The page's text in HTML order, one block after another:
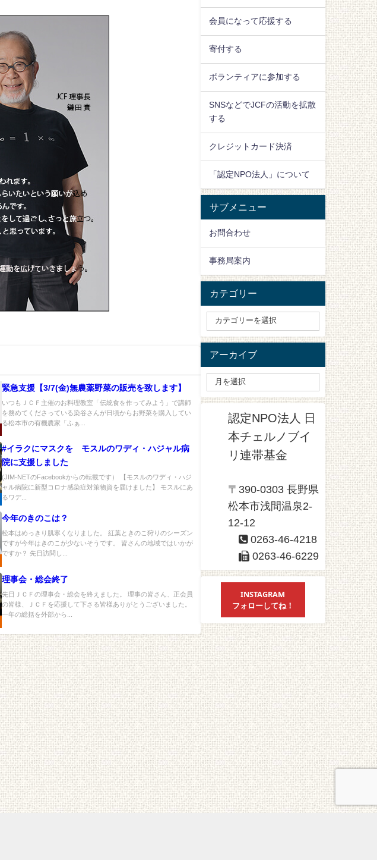
緊急支援【3/7(金)無農薬野菜の販売を致します】
いつもＪＣＦ主催のお料理教室「伝統食を作ってみよう」で講師
を務めてくださっている染谷さんが日頃からお野菜を購入してい
る松本市の有機農家「ふぁ...
#イラクにマスクを モスルのワディ・ハジャル病
院に支援しました
(JIM-NETのFacebookからの転載です） 【モスルのワディ・ハジ
ャル病院に新型コロナ感染症対策物資を届けました】 モスルにあ
るワデ...
今年のきのこは？
松本はめっきり肌寒くなりました。 紅葉ときのこ狩りのシーズン
ですが今年はきのこが少ないそうです。 皆さんの地域ではいかが
ですか？ 先日訪問し...
理事会・総会終了
先日ＪＣＦの理事会・総会を終えました。 理事の皆さん、正会員
の皆様、ＪＣＦを応援して下さる皆様ありがとうございました。
一年の総括を外部から...
会員になって応援する
寄付する
ボランティアに参加する
SNSなどでJCFの活動を拡散
する
クレジットカード決済
「認定NPO法人」について
サブメニュー
お問合わせ
事務局案内
カテゴリー
アーカイブ
認定NPO法人 日
本チェルノブイ
リ連帯基金
〒390-0303 長野県
松本市浅間温泉2-
12-12
0263-46-4218
0263-46-6229
INSTAGRAM
フォローしてね！